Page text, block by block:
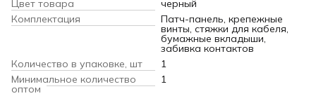
Цвет товара
черный
Комплектация
Патч-панель, крепежные
винты, стяжки для кабеля,
бумажные вкладыши,
забивка контактов
Количество в упаковке, шт
1
Минимальное количество
оптом
1